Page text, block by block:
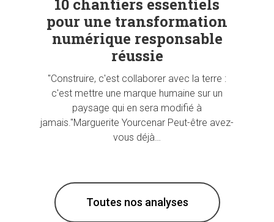
10 chantiers essentiels
pour une transformation
numérique responsable
réussie
"Construire, c'est collaborer avec la terre :
c'est mettre une marque humaine sur un
paysage qui en sera modifié à
jamais."Marguerite Yourcenar Peut-être avez-
vous déjà…
Toutes nos analyses